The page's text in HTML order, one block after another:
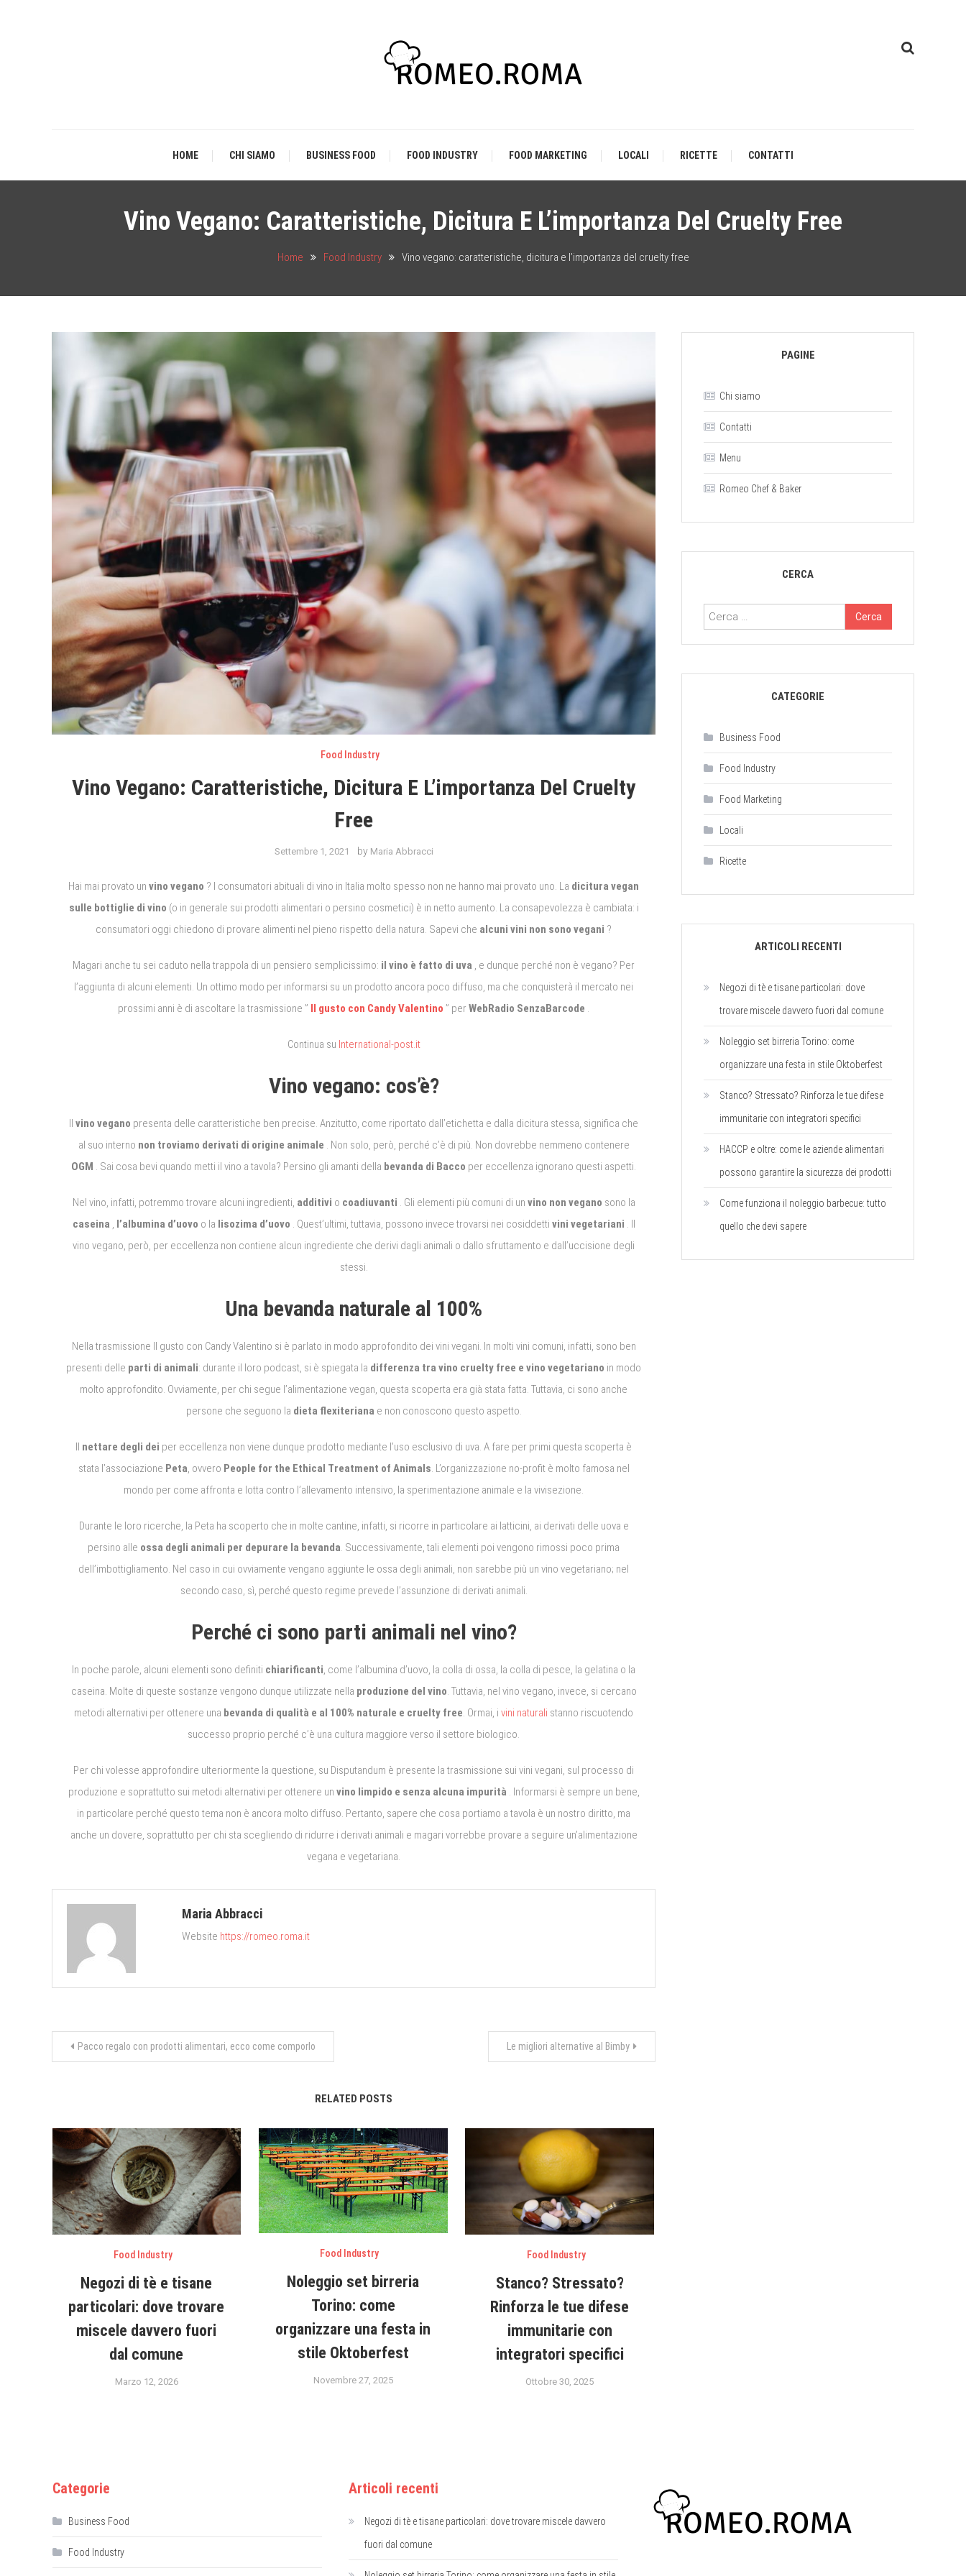
Chef & Baker
HOME CHI SIAMO BUSINESS FOOD FOOD INDUSTRY FOOD MARKETING LOCALI RICETTE CONTATTI
Vino Vegano: Caratteristiche, Dicitura E L’importanza Del Cruelty Free
Home Food Industry Vino vegano: caratteristiche, dicitura e l’importanza del cruelty free
Food Industry
Vino Vegano: Caratteristiche, Dicitura E L’importanza Del Cruelty
Free
Settembre 1, 2021 by Maria Abbracci
Hai mai provato un vino vegano ? I consumatori abituali di vino in Italia molto spesso non ne hanno mai provato uno. La dicitura vegan
sulle bottiglie di vino (o in generale sui prodotti alimentari o persino cosmetici) è in netto aumento. La consapevolezza è cambiata: i
consumatori oggi chiedono di provare alimenti nel pieno rispetto della natura. Sapevi che alcuni vini non sono vegani ?
Magari anche tu sei caduto nella trappola di un pensiero semplicissimo: il vino è fatto di uva , e dunque perché non è vegano? Per
l’aggiunta di alcuni elementi. Un ottimo modo per informarsi su un prodotto ancora poco diffuso, ma che conquisterà il mercato nei
prossimi anni è di ascoltare la trasmissione ” Il gusto con Candy Valentino ” per WebRadio SenzaBarcode .
Continua su International-post.it
Vino vegano: cos’è?
Il vino vegano presenta delle caratteristiche ben precise. Anzitutto, come riportato dall’etichetta e dalla dicitura stessa, significa che
al suo interno non troviamo derivati ​​di origine animale . Non solo, però, perché c’è di più. Non dovrebbe nemmeno contenere
OGM . Sai cosa bevi quando metti il ​​vino a tavola? Persino gli amanti della bevanda di Bacco per eccellenza ignorano questi aspetti.
Nel vino, infatti, potremmo trovare alcuni ingredienti, additivi o coadiuvanti . Gli elementi più comuni di un vino non vegano sono la
caseina , l’albumina d’uovo o la lisozima d’uovo . Quest’ultimi, tuttavia, possono invece trovarsi nei cosiddetti vini vegetariani . Il
vino vegano, però, per eccellenza non contiene alcun ingrediente che derivi dagli animali o dallo sfruttamento e dall’uccisione degli
stessi.
Una bevanda naturale al 100%
Nella trasmissione Il gusto con Candy Valentino si è parlato in modo approfondito dei vini vegani. In molti vini comuni, infatti, sono ben
presenti delle parti di animali: durante il loro podcast, si è spiegata la differenza tra vino cruelty free e vino vegetariano in modo
molto approfondito. Ovviamente, per chi segue l’alimentazione vegan, questa scoperta era già stata fatta. Tuttavia, ci sono anche
persone che seguono la dieta flexiteriana e non conoscono questo aspetto.
Il nettare degli dei per eccellenza non viene dunque prodotto mediante l’uso esclusivo di uva. A fare per primi questa scoperta è
stata l’associazione Peta, ovvero People for the Ethical Treatment of Animals. L’organizzazione no-profit è molto famosa nel
mondo per come affronta e lotta contro l’allevamento intensivo, la sperimentazione animale e la vivisezione.
Durante le loro ricerche, la Peta ha scoperto che in molte cantine, infatti, si ricorre in particolare ai latticini, ai derivati delle uova e
persino alle ossa degli animali per depurare la bevanda. Successivamente, tali elementi poi vengono rimossi poco prima
dell’imbottigliamento. Nel caso in cui ovviamente vengano aggiunte le ossa degli animali, non sarebbe più un vino vegetariano; nel
secondo caso, sì, perché questo regime prevede l’assunzione di derivati animali.
Perché ci sono parti animali nel vino?
In poche parole, alcuni elementi sono definiti chiarificanti, come l’albumina d’uovo, la colla di ossa, la colla di pesce, la gelatina o la
caseina. Molte di queste sostanze vengono dunque utilizzate nella produzione del vino. Tuttavia, nel vino vegano, invece, si cercano
metodi alternativi per ottenere una bevanda di qualità e al 100% naturale e cruelty free. Ormai, i vini naturali stanno riscuotendo
successo proprio perché c’è una cultura maggiore verso il settore biologico.
Per chi volesse approfondire ulteriormente la questione, su Disputandum è presente la trasmissione sui vini vegani, sul processo di
produzione e soprattutto sui metodi alternativi per ottenere un vino limpido e senza alcuna impurità . Informarsi è sempre un bene,
in particolare perché questo tema non è ancora molto diffuso. Pertanto, sapere che cosa portiamo a tavola è un nostro diritto, ma
anche un dovere, soprattutto per chi sta scegliendo di ridurre i derivati ​​animali e magari vorrebbe provare a seguire un’alimentazione
vegana e vegetariana.
Maria Abbracci
Website https://romeo.roma.it
Navigazione
Pacco regalo con prodotti alimentari, ecco come comporlo Le migliori alternative al Bimby
RELATED POSTS
Food Industry
Negozi di tè e tisane
particolari: dove trovare
miscele davvero fuori
dal comune
Marzo 12, 2026
Food Industry
Noleggio set birreria
Torino: come
organizzare una festa in
stile Oktoberfest
Novembre 27, 2025
Food Industry
Stanco? Stressato?
Rinforza le tue difese
immunitarie con
integratori specifici
Ottobre 30, 2025
PAGINE
Chi siamo
Contatti
Menu
Romeo Chef & Baker
CERCA
Ricerca
per:
CATEGORIE
Business Food
Food Industry
Food Marketing
Locali
Ricette
ARTICOLI RECENTI
Negozi di tè e tisane particolari: dove
trovare miscele davvero fuori dal comune
Noleggio set birreria Torino: come
organizzare una festa in stile Oktoberfest
Stanco? Stressato? Rinforza le tue difese
immunitarie con integratori specifici
HACCP e oltre: come le aziende alimentari
possono garantire la sicurezza dei prodotti
Come funziona il noleggio barbecue: tutto
quello che devi sapere
Categorie
Business Food
Food Industry
Articoli recenti
Negozi di tè e tisane particolari: dove trovare miscele davvero
fuori dal comune